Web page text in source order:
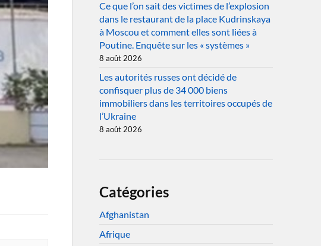
Ce que l’on sait des victimes de l’explosion
dans le restaurant de la place Kudrinskaya
à Moscou et comment elles sont liées à
Poutine. Enquête sur les « systèmes »
8 août 2026
Les autorités russes ont décidé de
confisquer plus de 34 000 biens
immobiliers dans les territoires occupés de
l’Ukraine
8 août 2026
Catégories
Afghanistan
Afrique